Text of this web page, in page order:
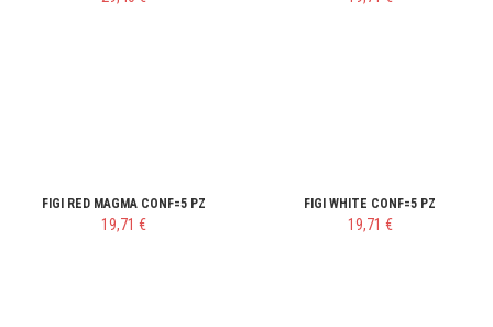
FIGI RED MAGMA CONF=5 PZ
19,71 €
FIGI WHITE CONF=5 PZ
19,71 €